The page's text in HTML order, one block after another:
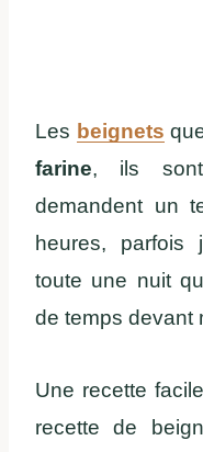
Les beignets
farine, ils sont
demandent un
heures,
toute une nuit
de temps devant
Une recette
recette de